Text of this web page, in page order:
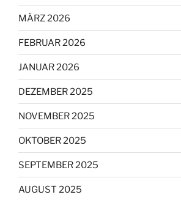
MÄRZ 2026
FEBRUAR 2026
JANUAR 2026
DEZEMBER 2025
NOVEMBER 2025
OKTOBER 2025
SEPTEMBER 2025
AUGUST 2025